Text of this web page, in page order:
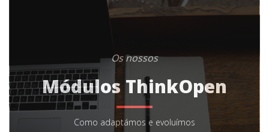
Os nossos
Módulos ThinkOpen
Como adaptámos e evoluímos